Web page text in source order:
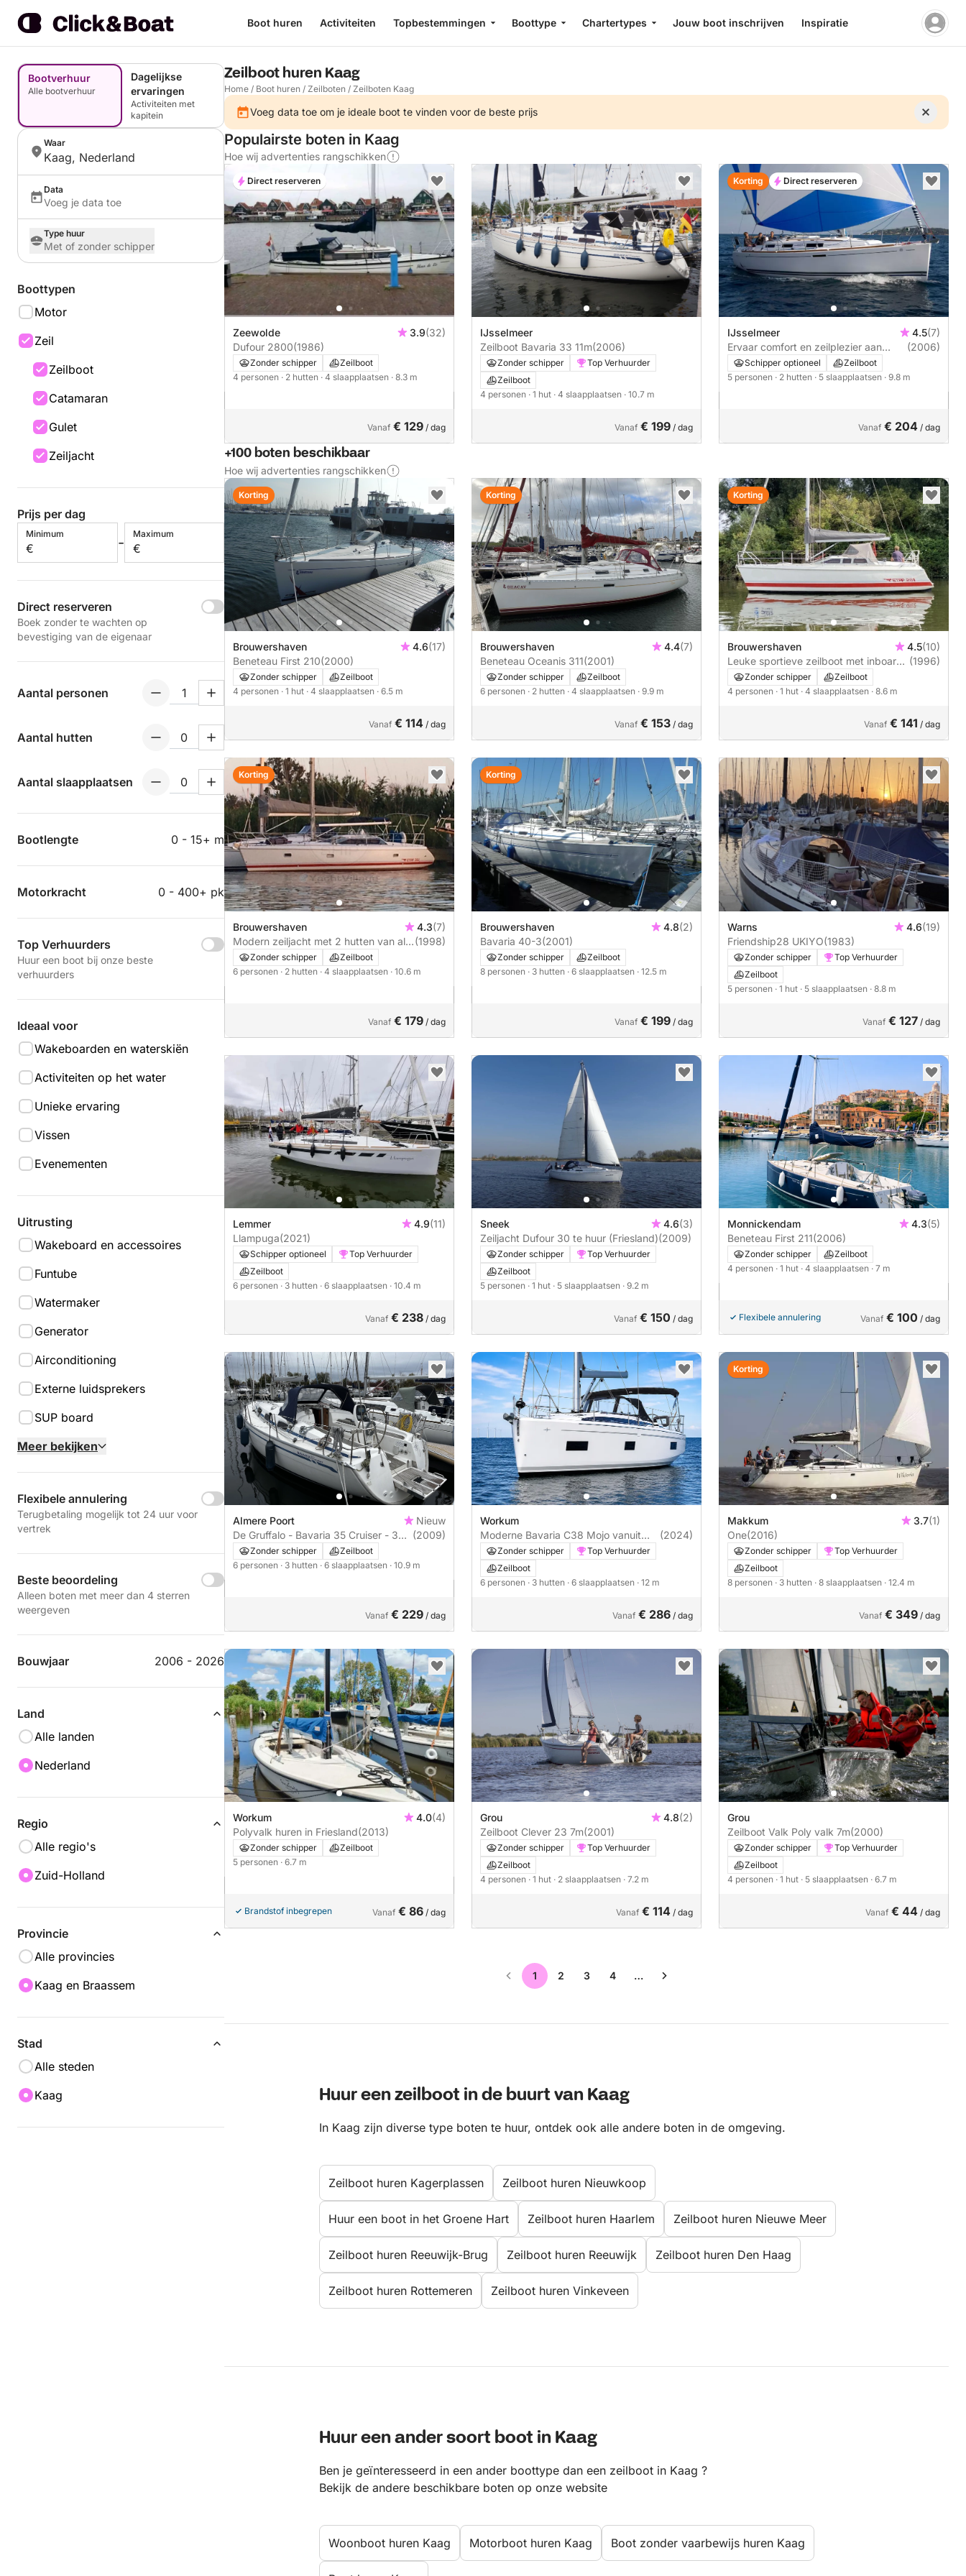
Boot huren Activiteiten Topbestemmingen Boottype Chartertypes Jouw boot inschrijven Inspiratie
Bootverhuur
Alle bootverhuur
Dagelijkse
ervaringen
Activiteiten met
kapitein
Waar
Kaag, Nederland
Data
Voeg je data toe
Type huur
Met of zonder schipper
Boottypen
Motor
Zeil
Zeilboot
Catamaran
Gulet
Zeiljacht
Prijs per dag
Minimum
€ -
Maximum
€
Direct reserveren
Boek zonder te wachten op
bevestiging van de eigenaar
Aantal personen
Aantal hutten
Aantal slaapplaatsen
Bootlengte 0 - 15+ m
Motorkracht 0 - 400+ pk
Top Verhuurders
Huur een boot bij onze beste
verhuurders
Ideaal voor
Wakeboarden en waterskiën
Activiteiten op het water
Unieke ervaring
Vissen
Evenementen
Uitrusting
Wakeboard en accessoires
Funtube
Watermaker
Generator
Airconditioning
Externe luidsprekers
SUP board
Meer bekijken
Flexibele annulering
Terugbetaling mogelijk tot 24 uur voor
vertrek
Beste beoordeling
Alleen boten met meer dan 4 sterren
weergeven
Bouwjaar 2006 - 2026
Land
Alle landen
Nederland
Regio
Alle regio's
Zuid-Holland
Provincie
Alle provincies
Kaag en Braassem
Stad
Alle steden
Kaag
Zeilboot huren Kaag
Home / Boot huren / Zeilboten / Zeilboten Kaag
Voeg data toe om je ideale boot te vinden voor de beste prijs
Populairste boten in Kaag
Hoe wij advertenties rangschikken
Zeewolde 3.9(32)
Dufour 2800(1986)
Zonder schipper
Zeilboot
4 personen · 2 hutten · 4 slaapplaatsen · 8.3 m
Vanaf € 129 / dag
Direct reserveren
IJsselmeer
Zeilboot Bavaria 33 11m(2006)
Zonder schipper
Top Verhuurder
Zeilboot
4 personen · 1 hut · 4 slaapplaatsen · 10.7 m
Vanaf € 199 / dag
IJsselmeer 4.5(7)
Ervaar comfort en zeilplezier aan
boord van de Dufour 325 Grand
Large
(2006)
Schipper optioneel
Zeilboot
5 personen · 2 hutten · 5 slaapplaatsen · 9.8 m
Vanaf € 204 / dag
Korting Direct reserveren
+100 boten beschikbaar
Hoe wij advertenties rangschikken
Brouwershaven 4.6(17)
Beneteau First 210(2000)
Zonder schipper
Zeilboot
4 personen · 1 hut · 4 slaapplaatsen · 6.5 m
Vanaf € 114 / dag
Korting
Brouwershaven 4.4(7)
Beneteau Oceanis 311(2001)
Zonder schipper
Zeilboot
6 personen · 2 hutten · 4 slaapplaatsen · 9.9 m
Vanaf € 153 / dag
Korting
Brouwershaven 4.5(10)
Leuke sportieve zeilboot met inboard
diesel van al
(1996)
Zonder schipper
Zeilboot
4 personen · 1 hut · 4 slaapplaatsen · 8.6 m
Vanaf € 141 / dag
Korting
Brouwershaven 4.3(7)
Modern zeiljacht met 2 hutten van alle
luxe voorzi
(1998)
Zonder schipper
Zeilboot
6 personen · 2 hutten · 4 slaapplaatsen · 10.6 m
Vanaf € 179 / dag
Korting
Brouwershaven 4.8(2)
Bavaria 40-3(2001)
Zonder schipper
Zeilboot
8 personen · 3 hutten · 6 slaapplaatsen · 12.5 m
Vanaf € 199 / dag
Korting
Warns 4.6(19)
Friendship28 UKIYO(1983)
Zonder schipper
Top Verhuurder
Zeilboot
5 personen · 1 hut · 5 slaapplaatsen · 8.8 m
Vanaf € 127 / dag
Lemmer 4.9(11)
Llampuga(2021)
Schipper optioneel
Top Verhuurder
Zeilboot
6 personen · 3 hutten · 6 slaapplaatsen · 10.4 m
Vanaf € 238 / dag
Sneek 4.6(3)
Zeiljacht Dufour 30 te huur (Friesland)(2009)
Zonder schipper
Top Verhuurder
Zeilboot
5 personen · 1 hut · 5 slaapplaatsen · 9.2 m
Vanaf € 150 / dag
Monnickendam 4.3(5)
Beneteau First 211(2006)
Zonder schipper
Zeilboot
4 personen · 1 hut · 4 slaapplaatsen · 7 m
Flexibele annulering Vanaf € 100 / dag
Almere Poort
Nieuw
De Gruffalo - Bavaria 35 Cruiser - 3
cabines
(2009)
Zonder schipper
Zeilboot
6 personen · 3 hutten · 6 slaapplaatsen · 10.9 m
Vanaf € 229 / dag
Workum
Moderne Bavaria C38 Mojo vanuit
Workum – ruim, comfortabel en
sportief
(2024)
Zonder schipper
Top Verhuurder
Zeilboot
6 personen · 3 hutten · 6 slaapplaatsen · 12 m
Vanaf € 286 / dag
Makkum 3.7(1)
One(2016)
Zonder schipper
Top Verhuurder
Zeilboot
8 personen · 3 hutten · 8 slaapplaatsen · 12.4 m
Vanaf € 349 / dag
Korting
Workum 4.0(4)
Polyvalk huren in Friesland(2013)
Zonder schipper
Zeilboot
5 personen · 6.7 m
Brandstof inbegrepen Vanaf € 86 / dag
Grou 4.8(2)
Zeilboot Clever 23 7m(2001)
Zonder schipper
Top Verhuurder
Zeilboot
4 personen · 1 hut · 2 slaapplaatsen · 7.2 m
Vanaf € 114 / dag
Grou
Zeilboot Valk Poly valk 7m(2000)
Zonder schipper
Top Verhuurder
Zeilboot
4 personen · 1 hut · 5 slaapplaatsen · 6.7 m
Vanaf € 44 / dag
1 2 3 4 …
Huur een zeilboot in de buurt van Kaag
In Kaag zijn diverse type boten te huur, ontdek ook alle andere boten in de omgeving.
Zeilboot huren Kagerplassen Zeilboot huren Nieuwkoop
Huur een boot in het Groene Hart Zeilboot huren Haarlem Zeilboot huren Nieuwe Meer
Zeilboot huren Reeuwijk-Brug Zeilboot huren Reeuwijk Zeilboot huren Den Haag
Zeilboot huren Rottemeren Zeilboot huren Vinkeveen
Huur een ander soort boot in Kaag
Ben je geïnteresseerd in een ander boottype dan een zeilboot in Kaag ?
Bekijk de andere beschikbare boten op onze website
Woonboot huren Kaag Motorboot huren Kaag Boot zonder vaarbewijs huren Kaag